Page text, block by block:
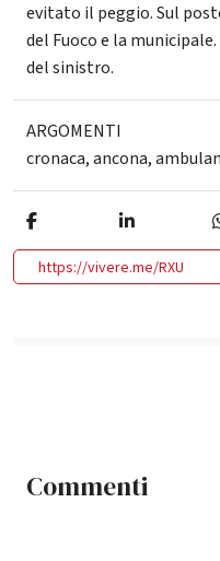
evitato il peggio. Sul
del Fuoco e la
del sinistro.
ARGOMENTI
cronaca,ancona,
https://vivere.me/RXU
Commenti